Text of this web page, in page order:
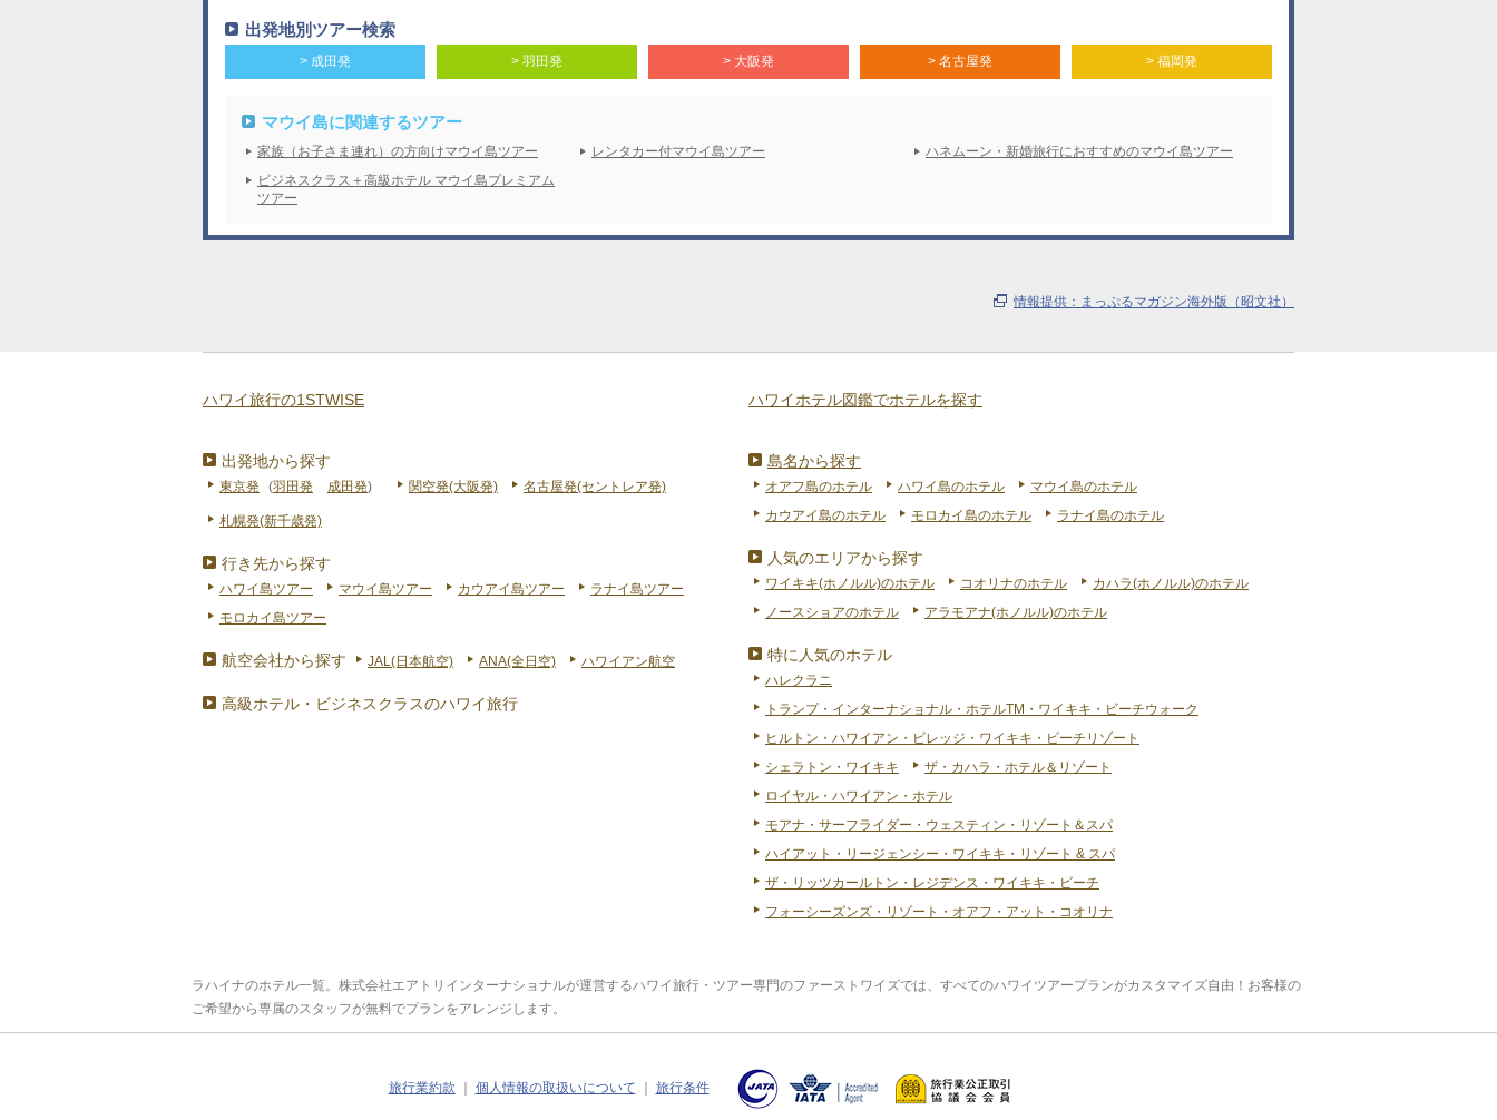
出発地別ツアー検索
> 成田発 > 羽田発 > 大阪発 > 名古屋発 > 福岡発
マウイ島に関連するツアー
家族（お子さま連れ）の方向けマウイ島ツアー レンタカー付マウイ島ツアー
ハネムーン・新婚旅行におすすめのマウイ島ツアー
ビジネスクラス＋高級ホテル マウイ島プレミアム
ツアー
情報提供：まっぷるマガジン海外版（昭文社）
ハワイ旅行の1STWISE
出発地から探す
東京発 (羽田発 成田発) 関空発(大阪発) 名古屋発(セントレア発)
札幌発(新千歳発)
行き先から探す
ハワイ島ツアー マウイ島ツアー カウアイ島ツアー
ラナイ島ツアー
モロカイ島ツアー
航空会社から探す JAL(日本航空) ANA(全日空) ハワイアン航空
高級ホテル・ビジネスクラスのハワイ旅行
ハワイホテル図鑑でホテルを探す
島名から探す
オアフ島のホテル ハワイ島のホテル
マウイ島のホテル
カウアイ島のホテル
モロカイ島のホテル ラナイ島のホテル
人気のエリアから探す
ワイキキ(ホノルル)のホテル コオリナのホテル
カハラ(ホノルル)のホテル
ノースショアのホテル
アラモアナ(ホノルル)のホテル
特に人気のホテル
ハレクラニ
トランプ・インターナショナル・ホテルTM・ワイキキ・ビーチウォーク
ヒルトン・ハワイアン・ビレッジ・ワイキキ・ビーチリゾート
シェラトン・ワイキキ
ザ・カハラ・ホテル＆リゾート
ロイヤル・ハワイアン・ホテル
モアナ・サーフライダー・ウェスティン・リゾート＆スパ
ハイアット・リージェンシー・ワイキキ・リゾート & スパ
ザ・リッツカールトン・レジデンス・ワイキキ・ビーチ
フォーシーズンズ・リゾート・オアフ・アット・コオリナ
ラハイナのホテル一覧。株式会社エアトリインターナショナルが運営するハワイ旅行・ツアー専門のファーストワイズでは、すべてのハワイツアープランがカスタマイズ自由！お客様の
ご希望から専属のスタッフが無料でプランをアレンジします。
旅行業約款 個人情報の取扱いについて 旅行条件